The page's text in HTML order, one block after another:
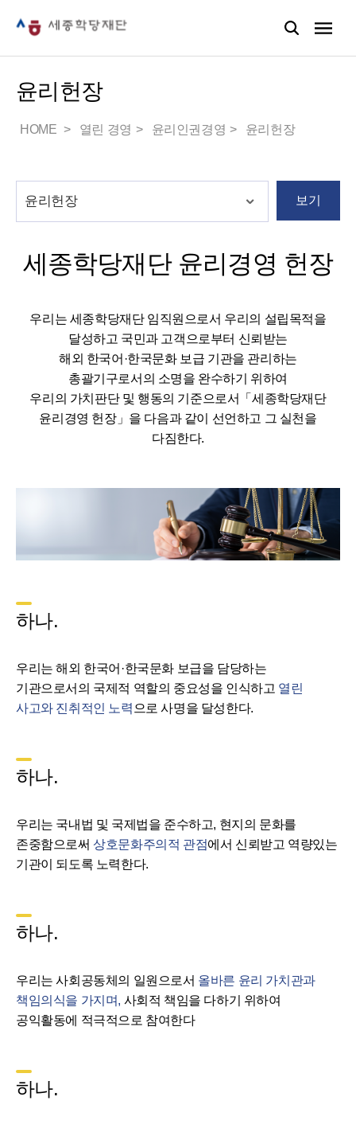
윤리헌장
HOME 열린 경영 윤리인권경영 윤리헌장
보기
세종학당재단 윤리경영 헌장
우리는 세종학당재단 임직원으로서 우리의 설립목적을
달성하고 국민과 고객으로부터 신뢰받는
해외 한국어·한국문화 보급 기관을 관리하는
총괄기구로서의 소명을 완수하기 위하여
우리의 가치판단 및 행동의 기준으로서「세종학당재단
윤리경영 헌장」을 다음과 같이 선언하고 그 실천을
다짐한다.
하나.
우리는 해외 한국어·한국문화 보급을 담당하는
기관으로서의 국제적 역할의 중요성을 인식하고 열린
사고와 진취적인 노력 으로 사명을 달성한다.
하나.
우리는 국내법 및 국제법을 준수하고, 현지의 문화를
존중함으로써상호문화주의적 관점에서 신뢰받고 역량있는
기관이 되도록 노력한다.
하나.
우리는 사회공동체의 일원으로서 올바른 윤리 가치관과
책임의식을 가지며, 사회적 책임을 다하기 위하여
공익활동에 적극적으로 참여한다
하나.